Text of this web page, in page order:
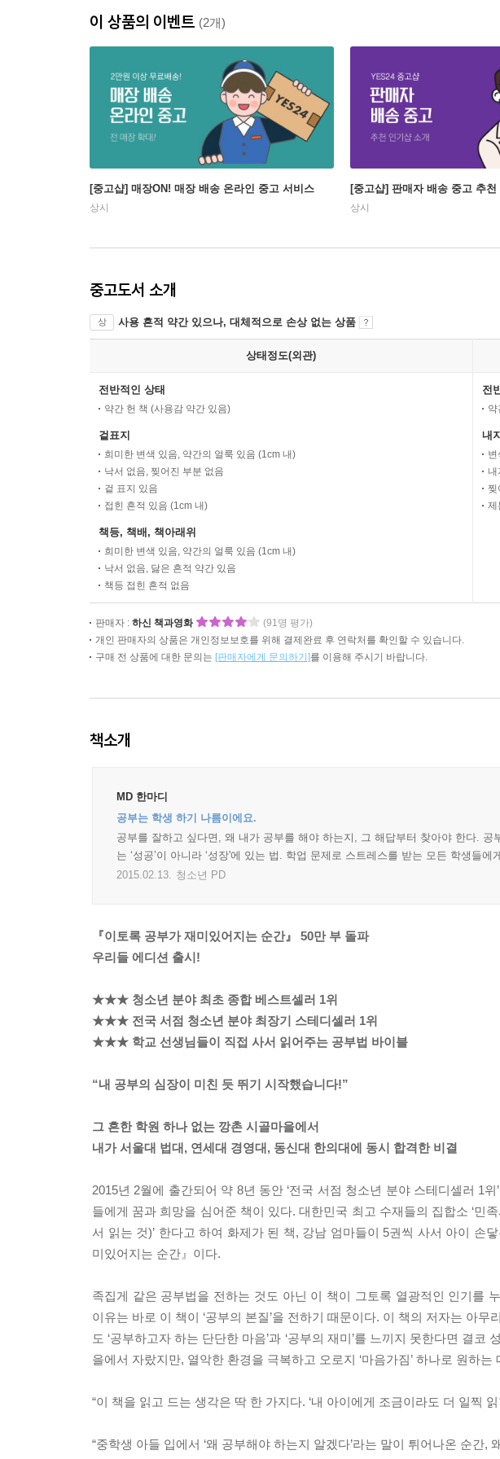
이 상품의 이벤트 (2개)
[중고샵] 매장ON! 매장 배송 온라인 중고 서비스
상시
[중고샵] 판매자 배송 중고 추천
상시
중고도서 소개
상 사용 흔적 약간 있으나, 대체적으로 손상 없는 상품
상태정도(외관)
전반적인 상태
약간 헌 책 (사용감 약간 있음)
겉표지
희미한 변색 있음, 약간의 얼룩 있음 (1cm 내)
낙서 없음, 찢어진 부분 없음
겉 표지 있음
접힌 흔적 있음 (1cm 내)
책등, 책배, 책아래위
희미한 변색 있음, 약간의 얼룩 있음 (1cm 내)
낙서 없음, 닳은 흔적 약간 있음
책등 접힌 흔적 없음
전
약
내
변
내
찢
제
판매자 : 하신 책과영화
(91명 평가)
개인 판매자의 상품은 개인정보보호를 위해 결제완료 후 연락처를 확인할 수 있습니다.
구매 전 상품에 대한 문의는 [판매자에게 문의하기]를 이용해 주시기 바랍니다.
책소개
MD 한마디
공부는 학생 하기 나름이에요.
공부를 잘하고 싶다면, 왜 내가 공부를 해야 하는지, 그 해답부터 찾아야 한다.
는 ‘성공’이 아니라 ‘성장'에 있는 법. 학업 문제로 스트레스를 받는 모든 학생들에
2015.02.13. 청소년 PD
『이토록 공부가 재미있어지는 순간』 50만 부 돌파
우리들 에디션 출시!
★★★ 청소년 분야 최초 종합 베스트셀러 1위
★★★ 전국 서점 청소년 분야 최장기 스테디셀러 1위
★★★ 학교 선생님들이 직접 사서 읽어주는 공부법 바이블
“내 공부의 심장이 미친 듯 뛰기 시작했습니다!”
그 흔한 학원 하나 없는 깡촌 시골마을에서
내가 서울대 법대, 연세대 경영대, 동신대 한의대에 동시 합격한 비결
2015년 2월에 출간되어 약 8년 동안 ‘전국 서점 청소년 분야 스테디셀러 1
들에게 꿈과 희망을 심어준 책이 있다. 대한민국 최고 수재들의 집합소 ‘민
서 읽는 것)’ 한다고 하여 화제가 된 책, 강남 엄마들이 5권씩 사서 아이 손
미있어지는 순간』이다.
족집게 같은 공부법을 전하는 것도 아닌 이 책이 그토록 열광적인 인기를
이유는 바로 이 책이 ‘공부의 본질’을 전하기 때문이다. 이 책의 저자는 아
도 ‘공부하고자 하는 단단한 마음’과 ‘공부의 재미’를 느끼지 못한다면 결
을에서 자랐지만, 열악한 환경을 극복하고 오로지 ‘마음가짐’ 하나로 원하
“이 책을 읽고 드는 생각은 딱 한 가지다. ‘내 아이에게 조금이라도 더 일찍
“중학생 아들 입에서 ‘왜 공부해야 하는지 알겠다’라는 말이 튀어나온 순간